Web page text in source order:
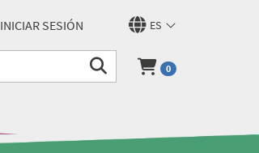
ES
INICIAR SESIÓN
0